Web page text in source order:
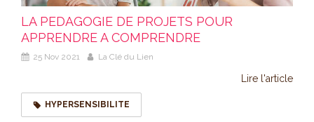
LA PEDAGOGIE DE PROJETS POUR
APPRENDRE A COMPRENDRE
25 Nov 2021 La Clé du Lien
Lire l'article
HYPERSENSIBILITE